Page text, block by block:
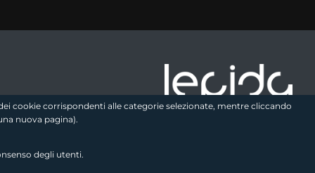
link utili
cookie corrispondenti alle categorie selezionate, mentre cliccando
nuova pagina).
degli utenti.